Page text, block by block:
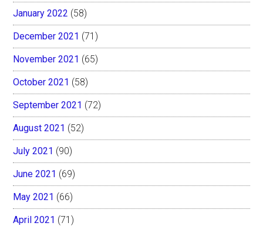
January 2022 (58)
December 2021 (71)
November 2021 (65)
October 2021 (58)
September 2021 (72)
August 2021 (52)
July 2021 (90)
June 2021 (69)
May 2021 (66)
April 2021 (71)